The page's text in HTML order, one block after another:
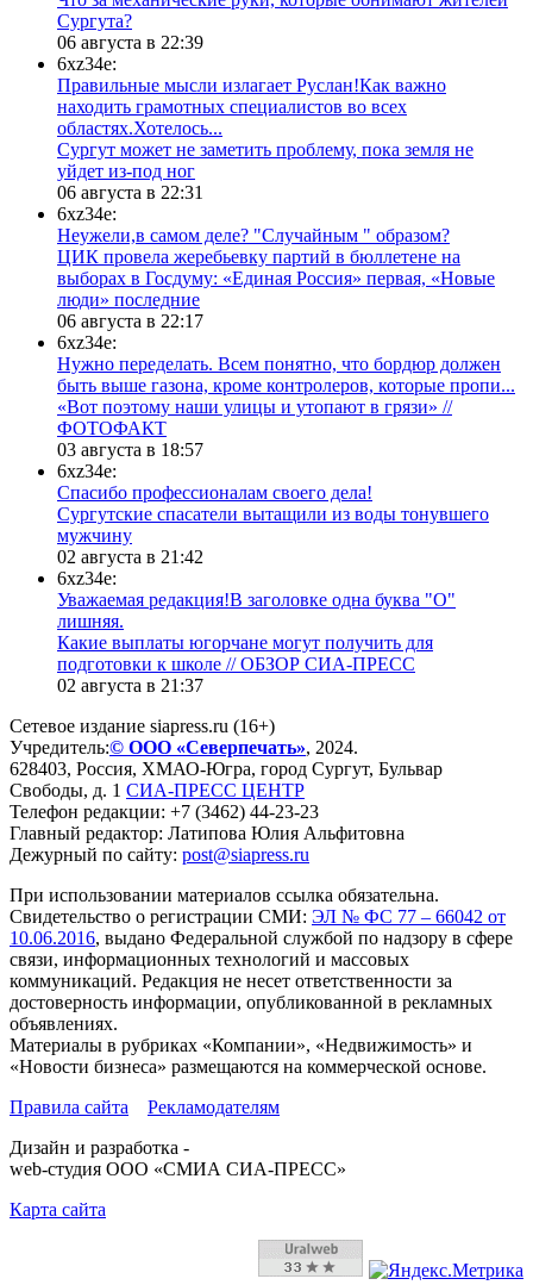
Сургута?
06 августа в 22:39
6xz34e:
Правильные мысли излагает Руслан!Как важно
находить грамотных специалистов во всех
областях.Хотелось...
Сургут может не заметить проблему, пока земля не
уйдет из-под ног
06 августа в 22:31
6xz34e:
Неужели,в самом деле? "Случайным " образом?
ЦИК провела жеребьевку партий в бюллетене на
выборах в Госдуму: «Единая Россия» первая, «Новые
люди» последние
06 августа в 22:17
6xz34e:
Нужно переделать. Всем понятно, что бордюр должен
быть выше газона, кроме контролеров, которые пропи...
«Вот поэтому наши улицы и утопают в грязи» //
ФОТОФАКТ
03 августа в 18:57
6xz34e:
Спасибо профессионалам своего дела!
Сургутские спасатели вытащили из воды тонувшего
мужчину
02 августа в 21:42
6xz34e:
Уважаемая редакция!В заголовке одна буква "О"
лишняя.
Какие выплаты югорчане могут получить для
подготовки к школе // ОБЗОР СИА-ПРЕСС
02 августа в 21:37
Сетевое издание siapress.ru (16+)
Учредитель:© ООО «Северпечать», 2024.
628403, Россия, ХМАО-Югра, город Сургут, Бульвар
Свободы, д. 1 СИА-ПРЕСС ЦЕНТР
Телефон редакции: +7 (3462) 44-23-23
Главный редактор: Латипова Юлия Альфитовна
Дежурный по сайту: post@siapress.ru
При использовании материалов ссылка обязательна.
Свидетельство о регистрации СМИ: ЭЛ № ФС 77 – 66042 от
10.06.2016, выдано Федеральной службой по надзору в сфере
связи, информационных технологий и массовых
коммуникаций. Редакция не несет ответственности за
достоверность информации, опубликованной в рекламных
объявлениях.
Материалы в рубриках «Компании», «Недвижимость» и
«Новости бизнеса» размещаются на коммерческой основе.
Правила сайта
Рекламодателям
Дизайн и разработка -
web-студия ООО «СМИА СИА-ПРЕСС»
Карта сайта